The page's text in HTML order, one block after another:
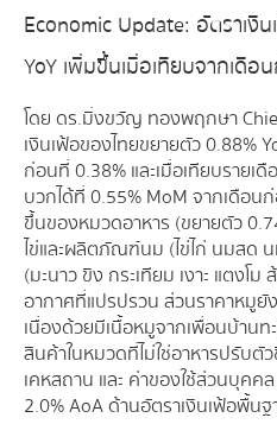
Economic Update: อัตราเงิ
YoY เพิ่มขึ้นเมื่อเทียบจากเดื
โดย ดร.มิ่งขวัญ ทองพฤกษา
เงินเฟ้อของไทยขยายตัว 0.88%
ก่อนที่ 0.38% และเมื่อเทียบรายเ
บวกได้ที่ 0.55% MoM จากเดือ
ขึ้นของหมวดอาหาร (ขยายตัว
ไข่และผลิตภัณฑ์นม (ไข่ไก่ นมสด
(มะนาว ขิง กระเทียม เงาะ แตงโ
อากาศที่แปรปรวน ส่วนราคาหมู
เนื่องด้วยมีเนื้อหมูจากเพื่อนบ้านท
สินค้าในหมวดที่ไม่ใช่อาหารปรับตั
เคหสถาน และ ค่าของใช้ส่วนบุคค
2.0% AoA ด้านอัตราเงินเฟ้อพื้น